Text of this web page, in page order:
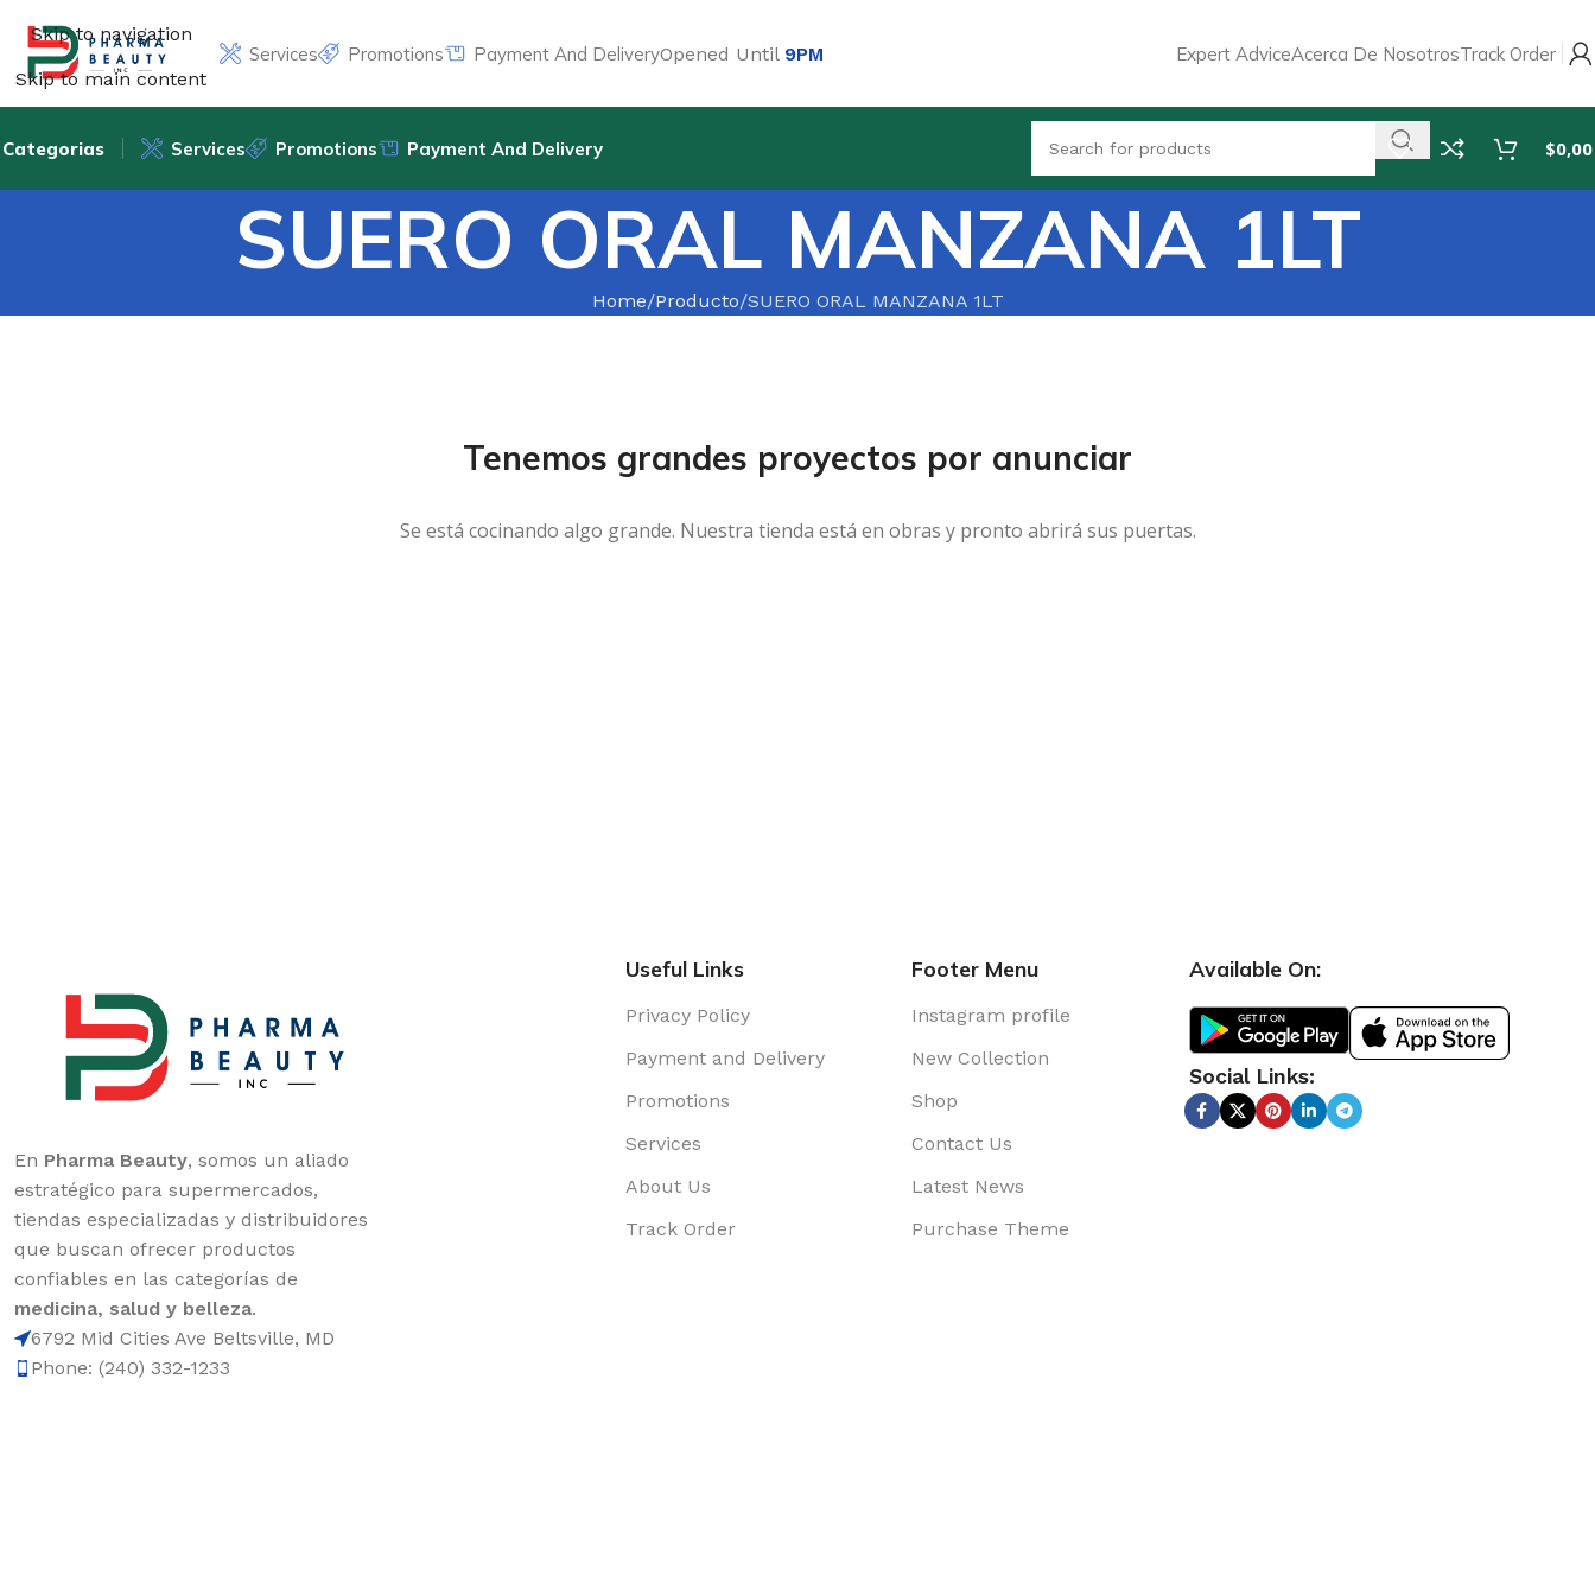
Skip to navigation
Skip to main content
Services Promotions Payment And DeliveryOpened Until 9PM Expert AdviceAcerca De NosotrosTrack Order
Categorias Services Promotions Payment And Delivery $0,00
SUERO ORAL MANZANA 1LT
Home Producto SUERO ORAL MANZANA 1LT
Tenemos grandes proyectos por anunciar
Se está cocinando algo grande. Nuestra tienda está en obras y pronto abrirá sus puertas.
En Pharma Beauty, somos un aliado
estratégico para supermercados,
tiendas especializadas y distribuidores
que buscan ofrecer productos
confiables en las categorías de
medicina, salud y belleza.
6792 Mid Cities Ave Beltsville, MD
Phone: (240) 332-1233
Useful Links
Privacy Policy
Payment and Delivery
Promotions
Services
About Us
Track Order
Footer Menu
Instagram profile
New Collection
Shop
Contact Us
Latest News
Purchase Theme
Available On:
Social Links: